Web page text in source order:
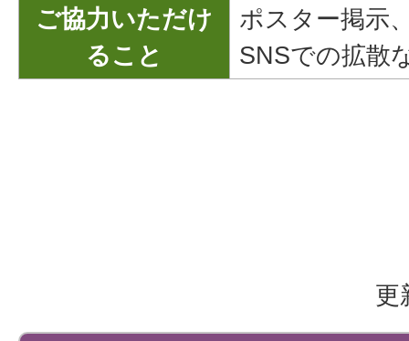
ご協力いただけ
ること
ポスター掲示
SNSでの拡散
更